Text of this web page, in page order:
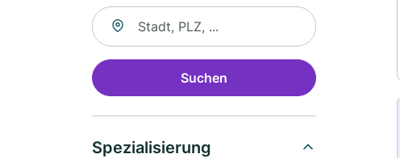
Suche nach Ort
Suchen
Spezialisierung